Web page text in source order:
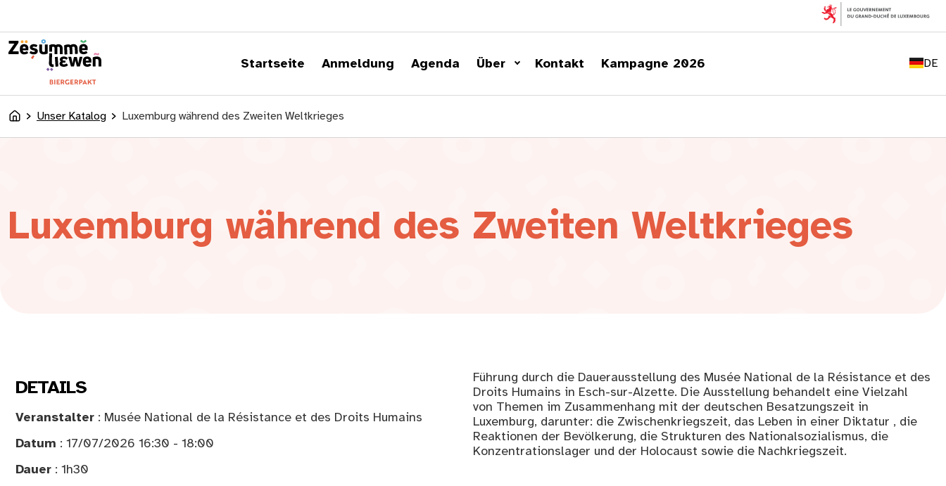
Startseite Anmeldung Agenda Über Kontakt Kampagne 2026 DE
FR
LU
AccueilUnser Katalog Luxemburg während des Zweiten Weltkrieges
Luxemburg während des Zweiten Weltkrieges
DETAILS
Veranstalter : Musée National de la Résistance et des Droits Humains
Datum : 17/07/2026 16:30 - 18:00
Dauer : 1h30
Führung durch die Dauerausstellung des Musée National de la Résistance et des
Droits Humains in Esch-sur-Alzette. Die Ausstellung behandelt eine Vielzahl
von Themen im Zusammenhang mit der deutschen Besatzungszeit in
Luxemburg, darunter: die Zwischenkriegszeit, das Leben in einer Diktatur , die
Reaktionen der Bevölkerung, die Strukturen des Nationalsozialismus, die
Konzentrationslager und der Holocaust sowie die Nachkriegszeit.